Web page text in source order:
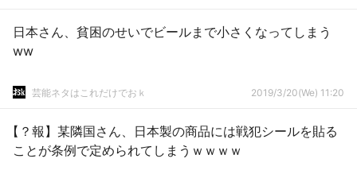
日本さん、貧困のせいでビールまで小さくなってしまう
ww
芸能ネタはこれだけでおｋ 2019/3/20(We) 11:20
【？報】某隣国さん、日本製の商品には戦犯シールを貼る
ことが条例で定められてしまうｗｗｗｗ